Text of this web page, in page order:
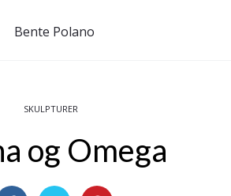
Bente Polano
SKULPTURER
og Omega